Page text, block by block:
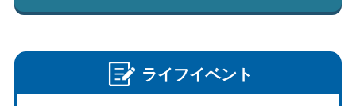
ライフイベント